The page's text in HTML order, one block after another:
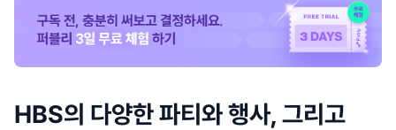
HBS의 다양한 파티와 행사, 그리고